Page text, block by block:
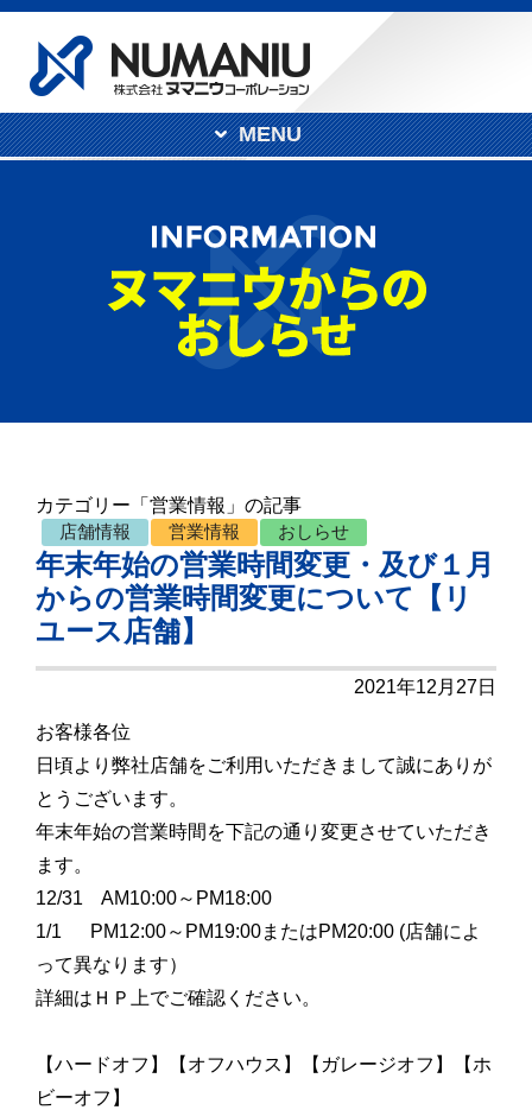
MENU
カテゴリー「営業情報」の記事
店舗情報
営業情報 おしらせ
年末年始の営業時間変更・及び１月
からの営業時間変更について【リ
ユース店舗】
2021年12月27日
お客様各位
日頃より弊社店舗をご利用いただきまして誠にありが
とうございます。
年末年始の営業時間を下記の通り変更させていただき
ます。
12/31 AM10:00～PM18:00
1/1 PM12:00～PM19:00またはPM20:00 (店舗によ
って異なります）
詳細はＨＰ上でご確認ください。
【ハードオフ】【オフハウス】【ガレージオフ】【ホ
ビーオフ】